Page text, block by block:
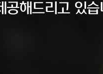
해드리고 있습